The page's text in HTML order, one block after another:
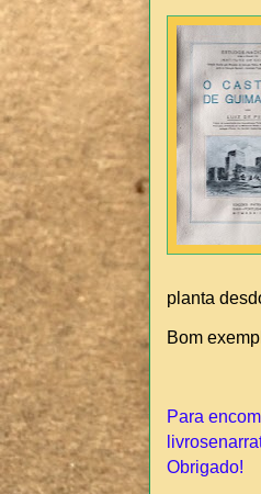
planta
Bom
Para
Obrigado!